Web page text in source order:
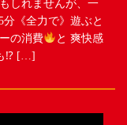
しれませんが、一
分《全力で》遊ぶと
の消費
と 爽快感
⁉︎ […]